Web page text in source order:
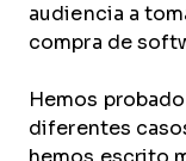
audiencia a
compra de
Hemos
diferentes
hemos escrito